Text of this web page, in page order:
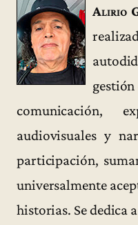
Alirio
gestión
comunicación,
audiovisuales y
participación,
universalmente
historias. Se dedica